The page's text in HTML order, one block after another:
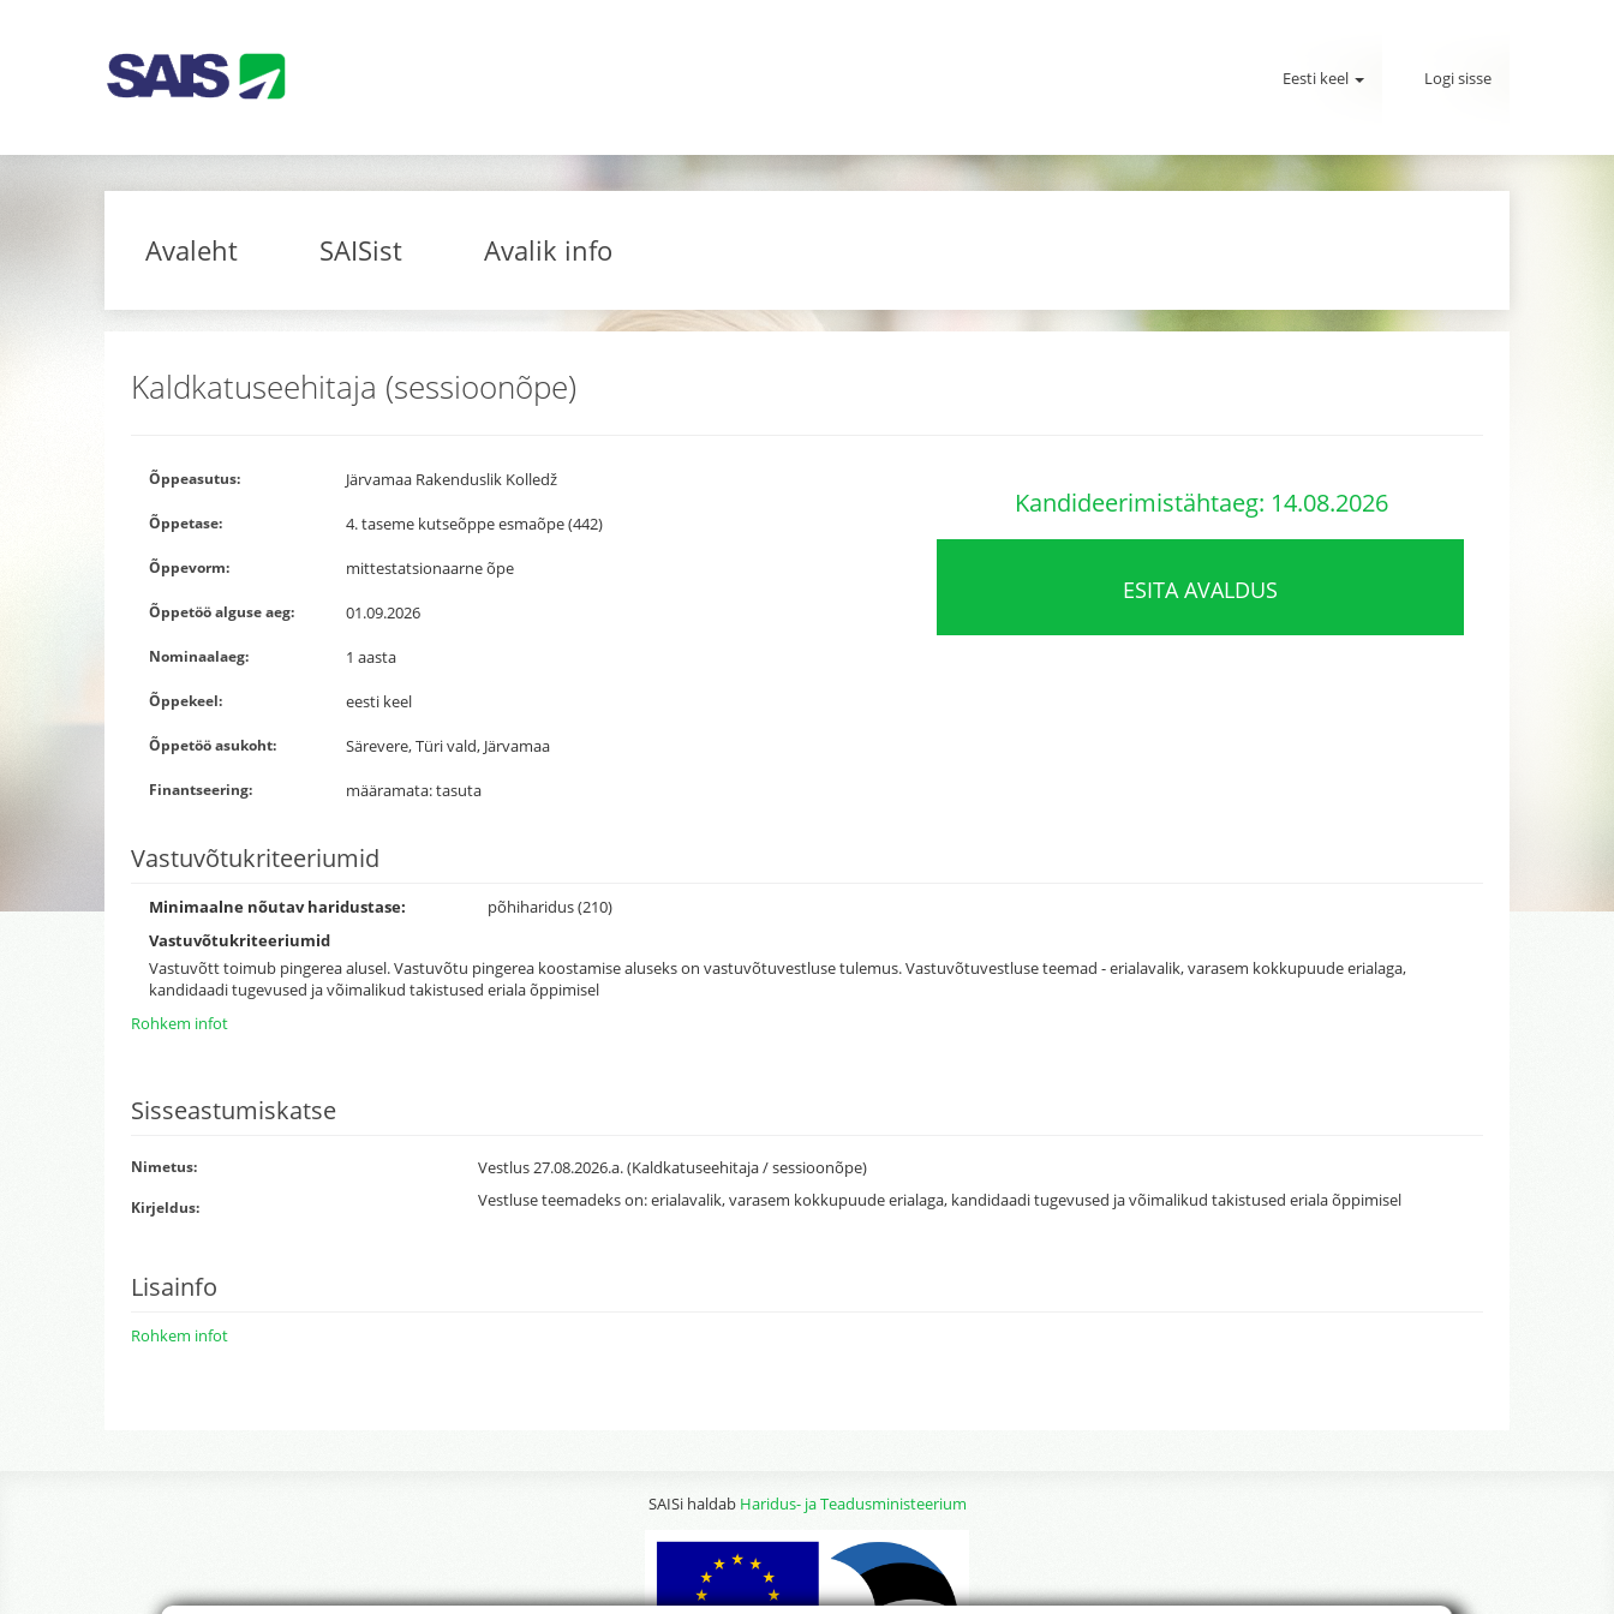
Eesti keel Logi sisse
Avaleht SAISist Avalik info
Kaldkatuseehitaja (sessioonõpe)
Õppeasutus: Järvamaa Rakenduslik Kolledž
Õppetase: 4. taseme kutseõppe esmaõpe (442)
Õppevorm: mittestatsionaarne õpe
Õppetöö alguse aeg: 01.09.2026
Nominaalaeg: 1 aasta
Õppekeel: eesti keel
Õppetöö asukoht: Särevere, Türi vald, Järvamaa
Finantseering: määramata: tasuta
Kandideerimistähtaeg: 14.08.2026
ESITA AVALDUS
Vastuvõtukriteeriumid
Minimaalne nõutav haridustase:
põhiharidus (210)
Vastuvõtukriteeriumid
Vastuvõtt toimub pingerea alusel. Vastuvõtu pingerea koostamise aluseks on vastuvõtuvestluse tulemus. Vastuvõtuvestluse teemad - erialavalik, varasem kokkupuude erialaga,
kandidaadi tugevused ja võimalikud takistused eriala õppimisel
Rohkem infot
Sisseastumiskatse
Nimetus: Vestlus 27.08.2026.a. (Kaldkatuseehitaja / sessioonõpe)
Kirjeldus: Vestluse teemadeks on: erialavalik, varasem kokkupuude erialaga, kandidaadi tugevused ja võimalikud takistused eriala õppimisel
Lisainfo
Rohkem infot
SAISi haldab Haridus- ja Teadusministeerium